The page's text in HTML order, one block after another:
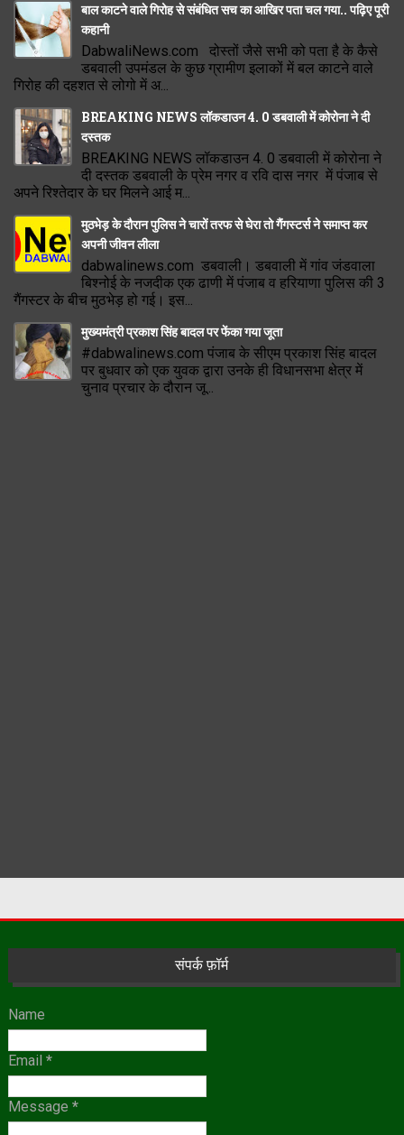
बाल काटने वाले गिरोह से संबंधित सच का आखिर पता चल गया.. पढ़िए पूरी
कहानी
DabwaliNews.com दोस्तों जैसे सभी को पता है के कैसे
डबवाली उपमंडल के कुछ ग्रामीण इलाकों में बल काटने वाले
गिरोह की दहशत से लोगो में अ...
BREAKING NEWS लॉकडाउन 4. 0 डबवाली में कोरोना ने दी
दस्तक
BREAKING NEWS लॉकडाउन 4. 0 डबवाली में कोरोना ने
दी दस्तक डबवाली के प्रेम नगर व रवि दास नगर में पंजाब से
अपने रिश्तेदार के घर मिलने आई म...
मुठभेड़ के दौरान पुलिस ने चारों तरफ से घेरा तो गैंगस्टर्स ने समाप्त कर
अपनी जीवन लीला
dabwalinews.com डबवाली। डबवाली में गांव जंडवाला
बिश्नोई के नजदीक एक ढाणी में पंजाब व हरियाणा पुलिस की 3
गैंगस्टर के बीच मुठभेड़ हो गई। इस...
मुख्यमंत्री प्रकाश सिंह बादल पर फेंका गया जूता
#dabwalinews.com पंजाब के सीएम प्रकाश सिंह बादल
पर बुधवार को एक युवक द्वारा उनके ही विधानसभा क्षेत्र में
चुनाव प्रचार के दौरान जू...
संपर्क फ़ॉर्म
Name
Email *
Message *